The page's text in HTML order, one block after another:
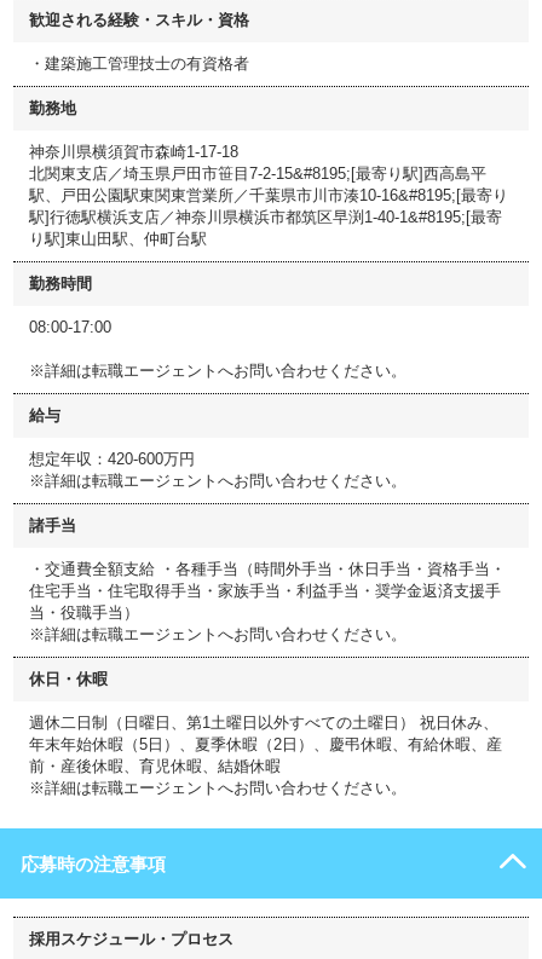
歓迎される経験・スキル・資格
・建築施工管理技士の有資格者
勤務地
神奈川県横須賀市森崎1-17-18
北関東支店／埼玉県戸田市笹目7-2-15&#8195;[最寄り駅]西高島平
駅、戸田公園駅東関東営業所／千葉県市川市湊10-16&#8195;[最寄り
駅]行徳駅横浜支店／神奈川県横浜市都筑区早渕1-40-1&#8195;[最寄
り駅]東山田駅、仲町台駅
勤務時間
08:00-17:00
※詳細は転職エージェントへお問い合わせください。
給与
想定年収：420-600万円
※詳細は転職エージェントへお問い合わせください。
諸手当
・交通費全額支給 ・各種手当（時間外手当・休日手当・資格手当・
住宅手当・住宅取得手当・家族手当・利益手当・奨学金返済支援手
当・役職手当）
※詳細は転職エージェントへお問い合わせください。
休日・休暇
週休二日制（日曜日、第1土曜日以外すべての土曜日） 祝日休み、
年末年始休暇（5日）、夏季休暇（2日）、慶弔休暇、有給休暇、産
前・産後休暇、育児休暇、結婚休暇
※詳細は転職エージェントへお問い合わせください。
応募時の注意事項
採用スケジュール・プロセス